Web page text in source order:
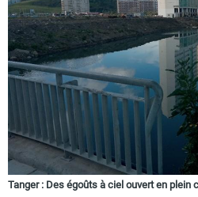
Tanger : Des égoûts à ciel ouvert en plein